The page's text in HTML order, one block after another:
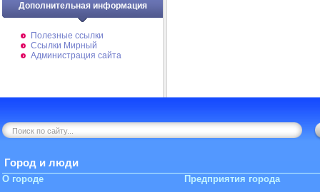
Дополнительная информация
Полезные ссылки
Ссылки Мирный
Администрация сайта
Город и люди
О городе Предприятия города